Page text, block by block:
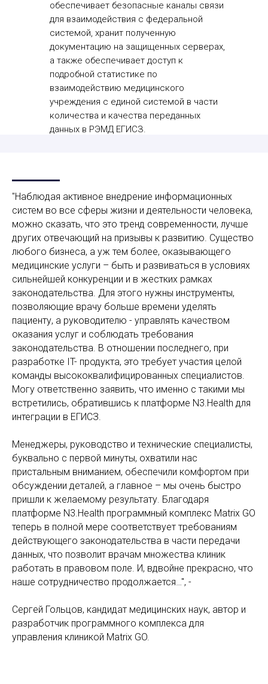
обеспечивает безопасные каналы связи
для взаимодействия с федеральной
системой, хранит полученную
документацию на защищенных серверах,
а также обеспечивает доступ к
подробной статистике по
взаимодействию медицинского
учреждения с единой системой в части
количества и качества переданных
данных в РЭМД ЕГИСЗ.
"Наблюдая активное внедрение информационных
систем во все сферы жизни и деятельности человека,
можно сказать, что это тренд современности, лучше
других отвечающий на призывы к развитию. Существо
любого бизнеса, а уж тем более, оказывающего
медицинские услуги – быть и развиваться в условиях
сильнейшей конкуренции и в жестких рамках
законодательства. Для этого нужны инструменты,
позволяющие врачу больше времени уделять
пациенту, а руководителю - управлять качеством
оказания услуг и соблюдать требования
законодательства. В отношении последнего, при
разработке IT- продукта, это требует участия целой
команды высококвалифицированных специалистов.
Могу ответственно заявить, что именно с такими мы
встретились, обратившись к платформе N3.Health для
интеграции в ЕГИСЗ.
Менеджеры, руководство и технические специалисты,
буквально с первой минуты, охватили нас
пристальным вниманием, обеспечили комфортом при
обсуждении деталей, а главное – мы очень быстро
пришли к желаемому результату. Благодаря
платформе N3.Health программный комплекс Matrix GO
теперь в полной мере соответствует требованиям
действующего законодательства в части передачи
данных, что позволит врачам множества клиник
работать в правовом поле. И, вдвойне прекрасно, что
наше сотрудничество продолжается…", -
Сергей Гольцов, кандидат медицинских наук, автор и
разработчик программного комплекса для
управления клиникой Matrix GO.